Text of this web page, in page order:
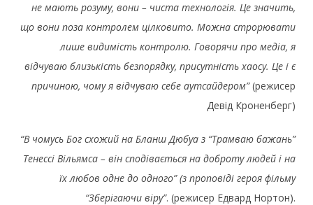
не мають розуму, вони – чиста технологія. Це значить,
що вони поза контролем цілковито. Можна строрювати
лише видимість контролю. Говорячи про медіа, я
відчуваю близькість безпорядку, присутність хаосу. Це і є
причиною, чому я відчуваю себе аутсайдером”(режисер
Девід Кроненберг)
“В чомусь Бог схожий на Бланш Дюбуа з “Трамваю бажань”
Тенессі Вільямса – він сподівається на доброту людей і на
їх любов одне до одного” (з проповіді героя фільму
“Зберігаючи віру”. (режисер Едвард Нортон).